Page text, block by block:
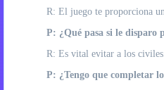
R: El juego te proporciona
P: ¿Qué pasa si le disparo
R: Es vital evitar a los
P: ¿Tengo que completar